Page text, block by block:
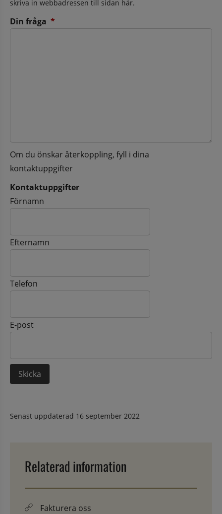
skriva in webbadressen till sidan här.
Din fråga *
Om du önskar återkoppling, fyll i dina
kontaktuppgifter
Kontaktuppgifter
Kontaktuppgifter
Förnamn
Efternamn
Telefon
E-post
Senast uppdaterad 16 september 2022
Relaterad information
Fakturera oss